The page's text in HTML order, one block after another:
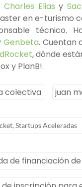
Charles Elias y
en e-turismo
técnico.
Genbeta. Cuentan
, dónde
y PlanB!.
colectiva juan
, Startups Aceleradas
de financiación